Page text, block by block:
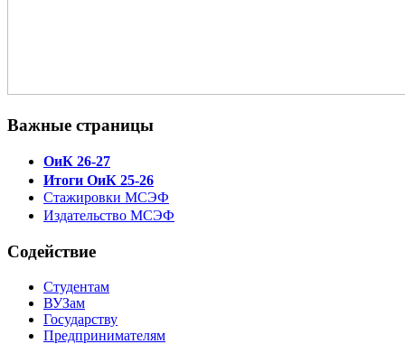
Важные страницы
ОиК 26-27
Итоги ОиК 25-26
Стажировки МСЭФ
Издательство МСЭФ
Содействие
Студентам
ВУЗам
Государству
Предпринимателям